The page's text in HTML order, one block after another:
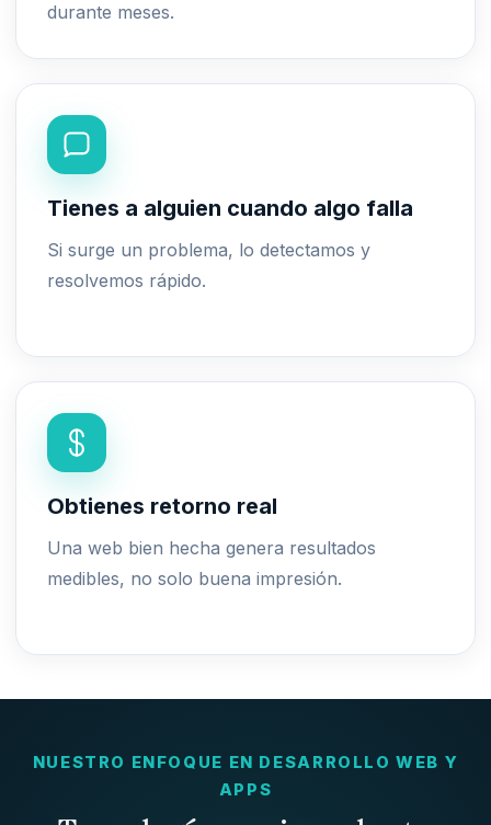
durante meses.
Tienes a alguien cuando algo falla
Si surge un problema, lo detectamos y
resolvemos rápido.
Obtienes retorno real
Una web bien hecha genera resultados
medibles, no solo buena impresión.
NUESTRO ENFOQUE EN DESARROLLO WEB Y
APPS